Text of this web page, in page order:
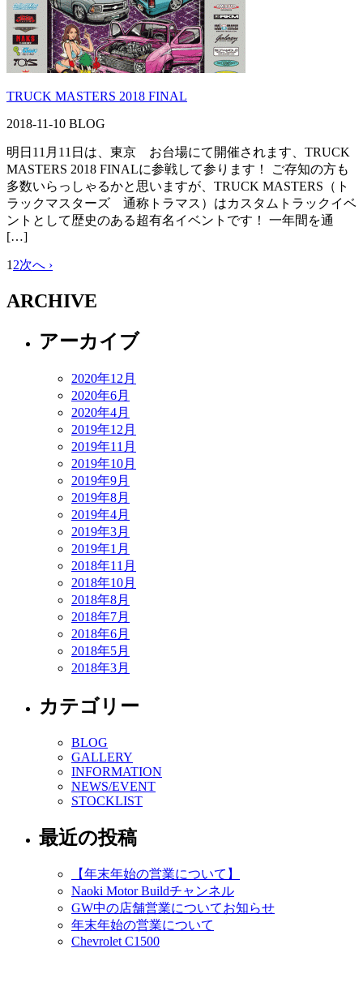
TRUCK MASTERS 2018 FINAL
2018-11-10 BLOG
明日11月11日は、東京 お台場にて開催されます、TRUCK
MASTERS 2018 FINALに参戦して参ります！ ご存知の方も
多数いらっしゃるかと思いますが、TRUCK MASTERS（ト
ラックマスターズ 通称トラマス）はカスタムトラックイベ
ントとして歴史のある超有名イベントです！ 一年間を通
[…]
1 2次へ ›
ARCHIVE
アーカイブ
2020年12月
2020年6月
2020年4月
2019年12月
2019年11月
2019年10月
2019年9月
2019年8月
2019年4月
2019年3月
2019年1月
2018年11月
2018年10月
2018年8月
2018年7月
2018年6月
2018年5月
2018年3月
カテゴリー
BLOG
GALLERY
INFORMATION
NEWS/EVENT
STOCKLIST
最近の投稿
【年末年始の営業について】
Naoki Motor Buildチャンネル
GW中の店舗営業についてお知らせ
年末年始の営業について
Chevrolet C1500